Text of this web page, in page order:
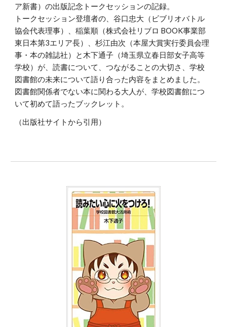
ア新書）の出版記念トークセッションの記録。
トークセッション登壇者の、谷口忠大（ビブリオバトル
協会代表理事）、稲葉順（株式会社リブロ BOOK事業部
東日本第3エリア長）、杉江由次（本屋大賞実行委員会理
事・本の雑誌社）と木下通子（埼玉県立春日部女子高等
学校）が、読書について、つながることの大切さ、学校
図書館の未来について語り合った内容をまとめました。
図書館関係者でない本に関わる大人が、学校図書館につ
いて初めて語ったブックレット。
（出版社サイトから引用）